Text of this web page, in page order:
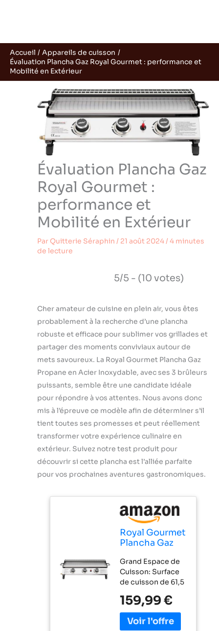
Accueil
Appareils de cuisson
Évaluation Plancha Gaz Royal Gourmet : performance et
Mobilité en Extérieur
Évaluation Plancha Gaz
Royal Gourmet :
performance et
Mobilité en Extérieur
Par Quitterie Séraphin / 21 août 2024/4 minutes
de lecture
5/5 - (10 votes)
Cher amateur de cuisine en plein air, vous êtes
probablement à la recherche d’une plancha
robuste et efficace pour sublimer vos grillades et
partager des moments conviviaux autour de
mets savoureux. La Royal Gourmet Plancha Gaz
Propane en Acier Inoxydable, avec ses 3 brûleurs
puissants, semble être une candidate idéale
pour répondre à vos attentes. Nous avons donc
mis à l’épreuve ce modèle afin de déterminer s’il
tient toutes ses promesses et peut réellement
transformer votre expérience culinaire en
extérieur. Suivez notre test produit pour
découvrir si cette plancha est l’alliée parfaite
pour vos prochaines aventures gastronomiques.
Royal Gourmet
Plancha Gaz
Acier
Inoxydable, 3
Brûleurs
Puissance
7.5kW, Surface
Cuisson 61,5 x
32cm avec
Grand Espace de
Cuisson: Surface
de cuisson de 61,5
grille de
réchauffage
supplémentaire de
159,99 €